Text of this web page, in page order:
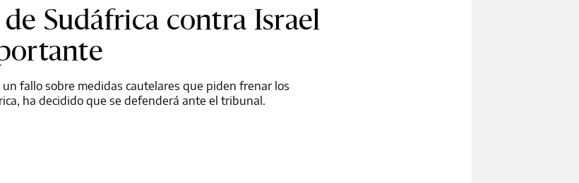
Sudáfrica contra Israel
fallo sobre medidas cautelares que piden frenar los
ha decidido que se defenderá ante el tribunal.